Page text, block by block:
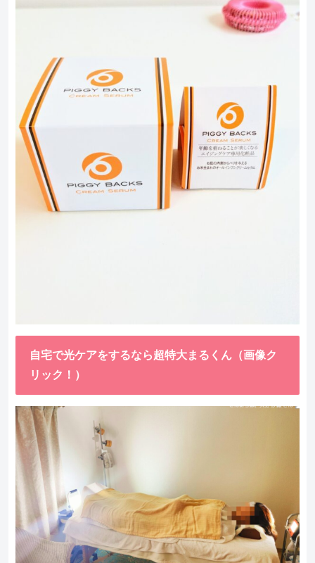
自宅で光ケアをするなら超特大まるくん（画像ク
リック！）